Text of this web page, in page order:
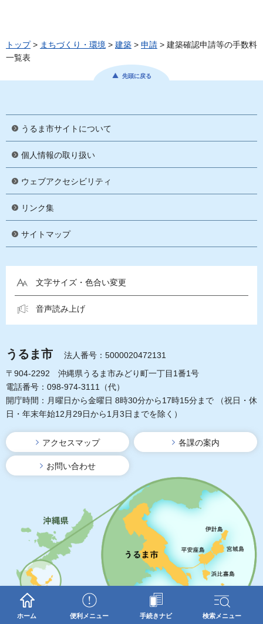
ホーム 便利メニュー 手続きナビ 検索メニュー
トップ> まちづくり・環境 > 建築 > 申請 > 建築確認申請等の手数料
一覧表
先頭に戻る
うるま市サイトについて
個人情報の取り扱い
ウェブアクセシビリティ
リンク集
サイトマップ
文字サイズ・色合い変更
音声読み上げ
うるま市
法人番号：5000020472131
〒904-2292 沖縄県うるま市みどり町一丁目1番1号
電話番号：098-974-3111（代）
開庁時間：月曜日から金曜日 8時30分から17時15分まで
（祝日・休
日・年末年始12月29日から1月3日までを除く）
アクセスマップ 各課の案内
お問い合わせ